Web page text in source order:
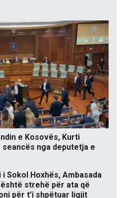
e Kosovës, Kurti
nga deputetja e
Sokol Hoxhës, Ambasada
strehë për ata që
për t’i shpëtuar ligjit